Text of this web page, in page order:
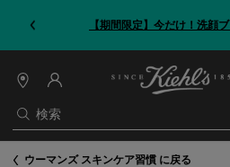
【期間限定】今だけ！洗顔
検索
店
情
報
ウーマンズ スキンケア習慣 に戻る